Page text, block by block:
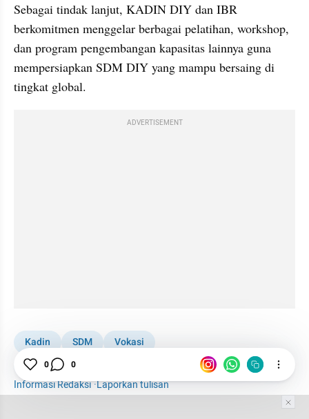
Sebagai tindak lanjut, KADIN DIY dan IBR
berkomitmen menggelar berbagai pelatihan, workshop,
dan program pengembangan kapasitas lainnya guna
mempersiapkan SDM DIY yang mampu bersaing di
tingkat global.
ADVERTISEMENT
Kadin SDM
Vokasi
World Economic Forum 2026
Informasi Redaksi·Laporkan tulisan
0 0